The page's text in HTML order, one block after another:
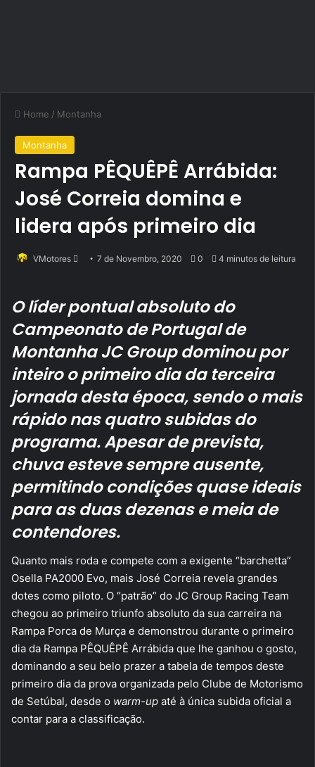
Home / Montanha
Montanha
Rampa PÊQUÊPÊ Arrábida:
José Correia domina e
lidera após primeiro dia
VMotores
Send7 de Novembro, 2020 0 4 minutos de leitura
O líder pontual absoluto do
Campeonato de Portugal de
Montanha JC Group dominou por
inteiro o primeiro dia da terceira
jornada desta época, sendo o mais
rápido nas quatro subidas do
programa. Apesar de prevista,
chuva esteve sempre ausente,
permitindo condições quase ideais
para as duas dezenas e meia de
contendores.
Quanto mais roda e compete com a exigente “barchetta”
Osella PA2000 Evo, mais José Correia revela grandes
dotes como piloto. O “patrão” do JC Group Racing Team
chegou ao primeiro triunfo absoluto da sua carreira na
Rampa Porca de Murça e demonstrou durante o primeiro
dia da Rampa PÊQUÊPÊ Arrábida que lhe ganhou o gosto,
dominando a seu belo prazer a tabela de tempos deste
primeiro dia da prova organizada pelo Clube de Motorismo
de Setúbal, desde o warm-up até à única subida oficial a
contar para a classificação.